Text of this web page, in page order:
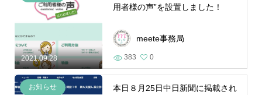
2021.09.28
用者様の声”を設置しました！
meete事務局
383 0
お知らせ
本日８月25日中日新聞に掲載され